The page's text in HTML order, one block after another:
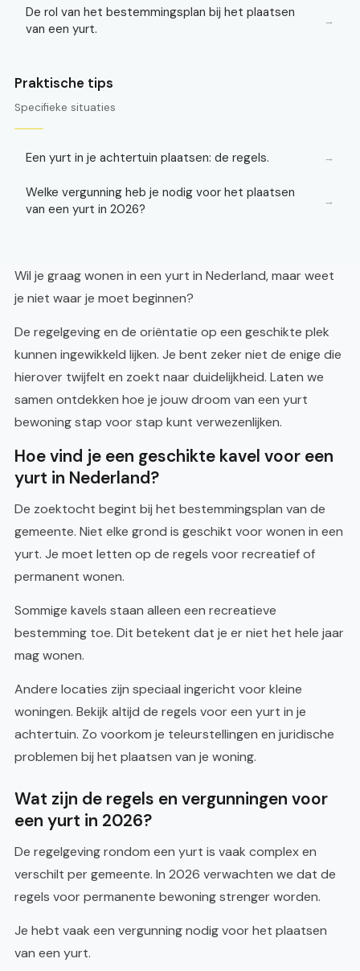
De rol van het bestemmingsplan bij het plaatsen
van een yurt.
→
Praktische tips
Specifieke situaties
Een yurt in je achtertuin plaatsen: de regels. →
Welke vergunning heb je nodig voor het plaatsen
van een yurt in 2026?
→
Wil je graag wonen in een yurt in Nederland, maar weet
je niet waar je moet beginnen?
De regelgeving en de oriëntatie op een geschikte plek
kunnen ingewikkeld lijken. Je bent zeker niet de enige die
hierover twijfelt en zoekt naar duidelijkheid. Laten we
samen ontdekken hoe je jouw droom van een yurt
bewoning stap voor stap kunt verwezenlijken.
Hoe vind je een geschikte kavel voor een
yurt in Nederland?
De zoektocht begint bij het bestemmingsplan van de
gemeente. Niet elke grond is geschikt voor wonen in een
yurt. Je moet letten op de regels voor recreatief of
permanent wonen.
Sommige kavels staan alleen een recreatieve
bestemming toe. Dit betekent dat je er niet het hele jaar
mag wonen.
Andere locaties zijn speciaal ingericht voor kleine
woningen. Bekijk altijd de regels voor een yurt in je
achtertuin. Zo voorkom je teleurstellingen en juridische
problemen bij het plaatsen van je woning.
Wat zijn de regels en vergunningen voor
een yurt in 2026?
De regelgeving rondom een yurt is vaak complex en
verschilt per gemeente. In 2026 verwachten we dat de
regels voor permanente bewoning strenger worden.
Je hebt vaak een vergunning nodig voor het plaatsen
van een yurt.